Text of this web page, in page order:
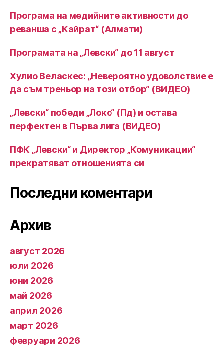
Програма на медийните активности до
реванша с „Кайрат“ (Алмати)
Програмата на „Левски“ до 11 август
Хулио Веласкес: „Невероятно удоволствие е
да съм треньор на този отбор“ (ВИДЕО)
„Левски“ победи „Локо“ (Пд) и остава
перфектен в Първа лига (ВИДЕО)
ПФК „Левски“ и Директор „Комуникации“
прекратяват отношенията си
Последни коментари
Архив
август 2026
юли 2026
юни 2026
май 2026
април 2026
март 2026
февруари 2026